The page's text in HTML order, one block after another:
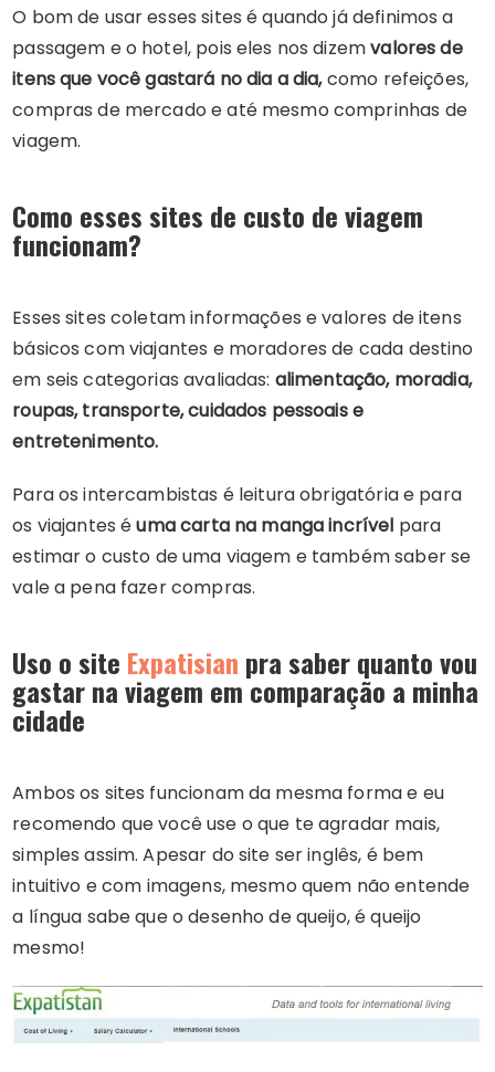
O bom de usar esses sites é quando já definimos a
passagem e o hotel, pois eles nos dizemvalores de
itens que você gastará no dia a dia,como refeições,
compras de mercado e até mesmo comprinhas de
viagem.
Como esses sites de custo de viagem
funcionam?
Esses sites coletam informações e valores de itens
básicos com viajantes e moradores de cada destino
em seis categorias avaliadas: alimentação, moradia,
roupas, transporte, cuidados pessoais e
entretenimento.
Para os intercambistas é leitura obrigatória e para
os viajantes éuma carta na manga incrível para
estimar o custo de uma viagem e também saber se
vale a pena fazer compras.
Uso o site Expatisian pra saber quanto vou
gastar na viagem em comparação a minha
cidade
Ambos os sites funcionam da mesma forma e eu
recomendo que você use o que te agradar mais,
simples assim. Apesar do site ser inglês, é bem
intuitivo e com imagens, mesmo quem não entende
a língua sabe que o desenho de queijo, é queijo
mesmo!